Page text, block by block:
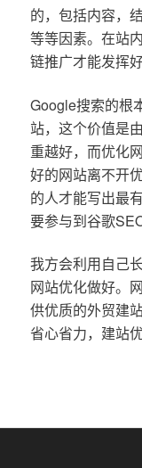
的，包括内容，
等等因素。在站
链推广才能发挥
Google搜索的根
站，这个价值是
重越好，而优化
好的网站离不开
的人才能写出最
要参与到谷歌
我方会利用自己
网站优化做好。
供优质的外贸建
省心省力，建站